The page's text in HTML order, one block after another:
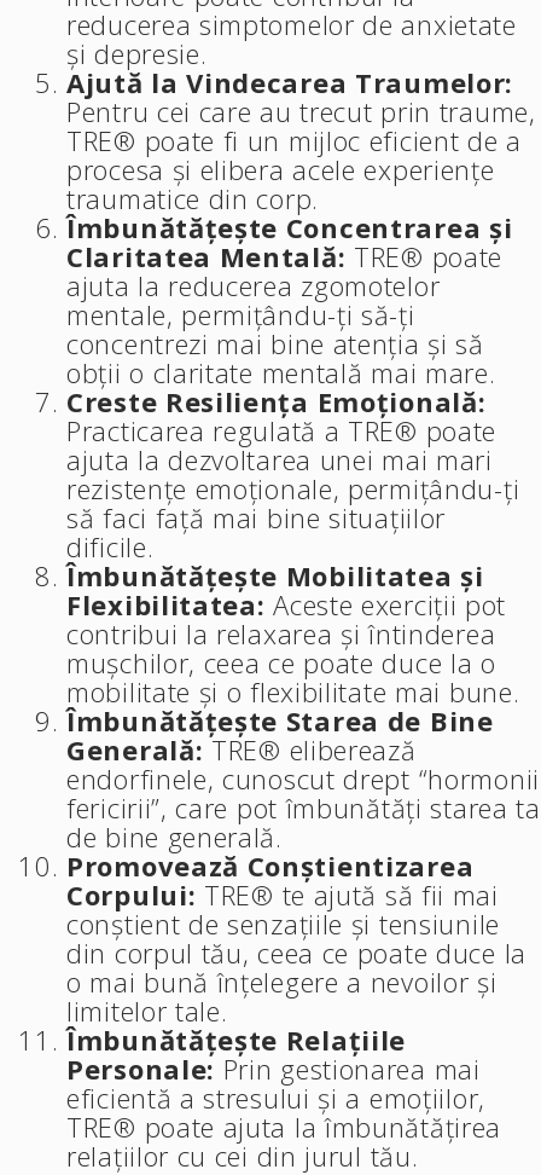
reducerea simptomelor de anxietate
și depresie.
Ajută la Vindecarea Traumelor:
Pentru cei care au trecut prin traume,
TRE® poate fi un mijloc eficient de a
procesa și elibera acele experiențe
traumatice din corp.
Îmbunătățește Concentrarea și
Claritatea Mentală: TRE® poate
ajuta la reducerea zgomotelor
mentale, permițându-ți să-ți
concentrezi mai bine atenția și să
obții o claritate mentală mai mare.
Creste Resiliența Emoțională:
Practicarea regulată a TRE® poate
ajuta la dezvoltarea unei mai mari
rezistențe emoționale, permițându-ți
să faci față mai bine situațiilor
dificile.
Îmbunătățește Mobilitatea și
Flexibilitatea: Aceste exerciții pot
contribui la relaxarea și întinderea
mușchilor, ceea ce poate duce la o
mobilitate și o flexibilitate mai bune.
Îmbunătățește Starea de Bine
Generală: TRE® eliberează
endorfinele, cunoscut drept “hormonii
fericirii”, care pot îmbunătăți starea ta
de bine generală.
Promovează Conștientizarea
Corpului: TRE® te ajută să fii mai
conștient de senzațiile și tensiunile
din corpul tău, ceea ce poate duce la
o mai bună înțelegere a nevoilor și
limitelor tale.
Îmbunătățește Relațiile
Personale: Prin gestionarea mai
eficientă a stresului și a emoțiilor,
TRE® poate ajuta la îmbunătățirea
relațiilor cu cei din jurul tău.